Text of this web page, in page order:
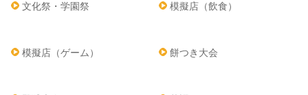
文化祭・学園祭 模擬店（飲食）
模擬店（ゲーム） 餅つき大会